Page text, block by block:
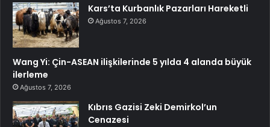
Kars’ta Kurbanlık Pazarları Hareketli
Ağustos 7, 2026
Wang Yi: Çin-ASEAN ilişkilerinde 5 yılda 4 alanda büyük
ilerleme
Ağustos 7, 2026
Kıbrıs Gazisi Zeki Demirkol’un
Cenazesi